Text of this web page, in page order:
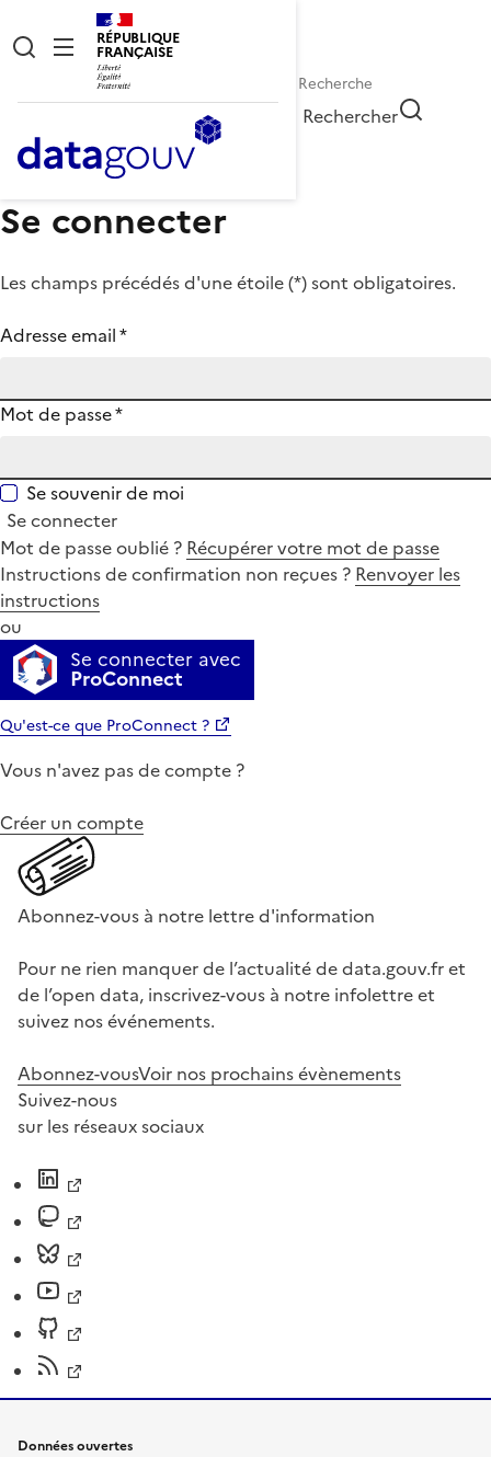
RÉPUBLIQUE
FRANÇAISE
Rechercher
Se connecter
Les champs précédés d'une étoile (*) sont obligatoires.
Adresse email*
Mot de passe*
Se souvenir de moi
Se connecter
Mot de passe oublié ? Récupérer votre mot de passe
Instructions de confirmation non reçues ? Renvoyer les
instructions
ou
Se connecter avec
ProConnect
Qu'est-ce que ProConnect ?
Vous n'avez pas de compte ?
Créer un compte
Abonnez-vous à notre lettre d'information
Pour ne rien manquer de l’actualité de data.gouv.fr et
de l’open data, inscrivez-vous à notre infolettre et
suivez nos événements.
Abonnez-vousVoir nos prochains évènements
Suivez-nous
sur les réseaux sociaux
Données ouvertes